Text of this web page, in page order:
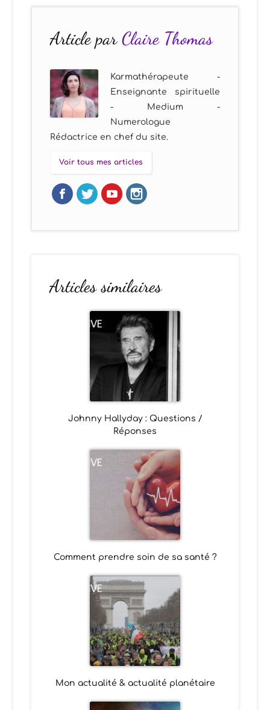
Article parClaire Thomas
Karmathérapeute -
Enseignante spirituelle
- Medium -
Numerologue
Rédactrice en chef du site.
Voir tous mes articles
Articles similaires
Johnny Hallyday : Questions /
Réponses
Comment prendre soin de sa santé ?
Mon actualité & actualité planétaire